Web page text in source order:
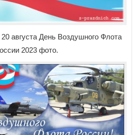
августа День Воздушного Флота
2023 фото.